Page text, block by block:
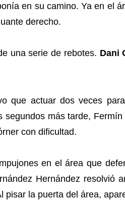
en su camino. Ya en el
derecho.
una serie de rebotes. Dani
que actuar dos veces
más tarde,
con dificultad.
en el área que
Hernández resolvió
la puerta del área,